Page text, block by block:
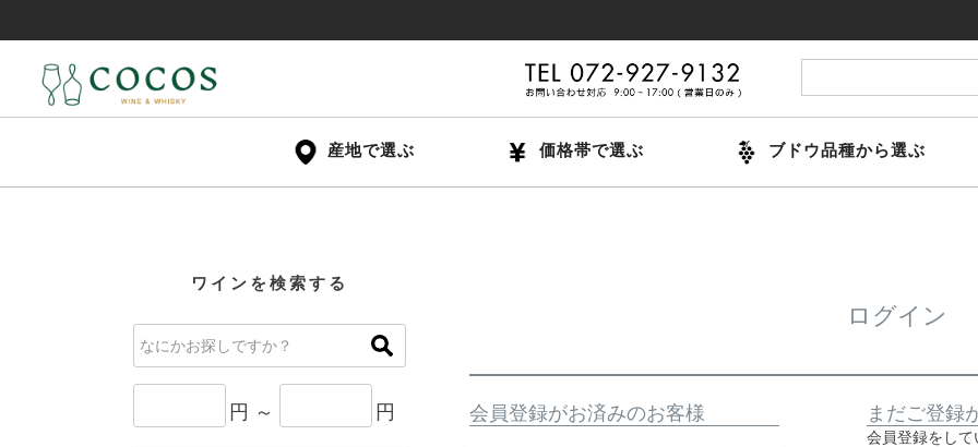
産地で選ぶ 価格帯で選ぶ ブドウ品種から選ぶ
ワインを検索する
円 ～ 円
ログイン
会員登録がお済みのお客様 まだご登録
会員登録をし